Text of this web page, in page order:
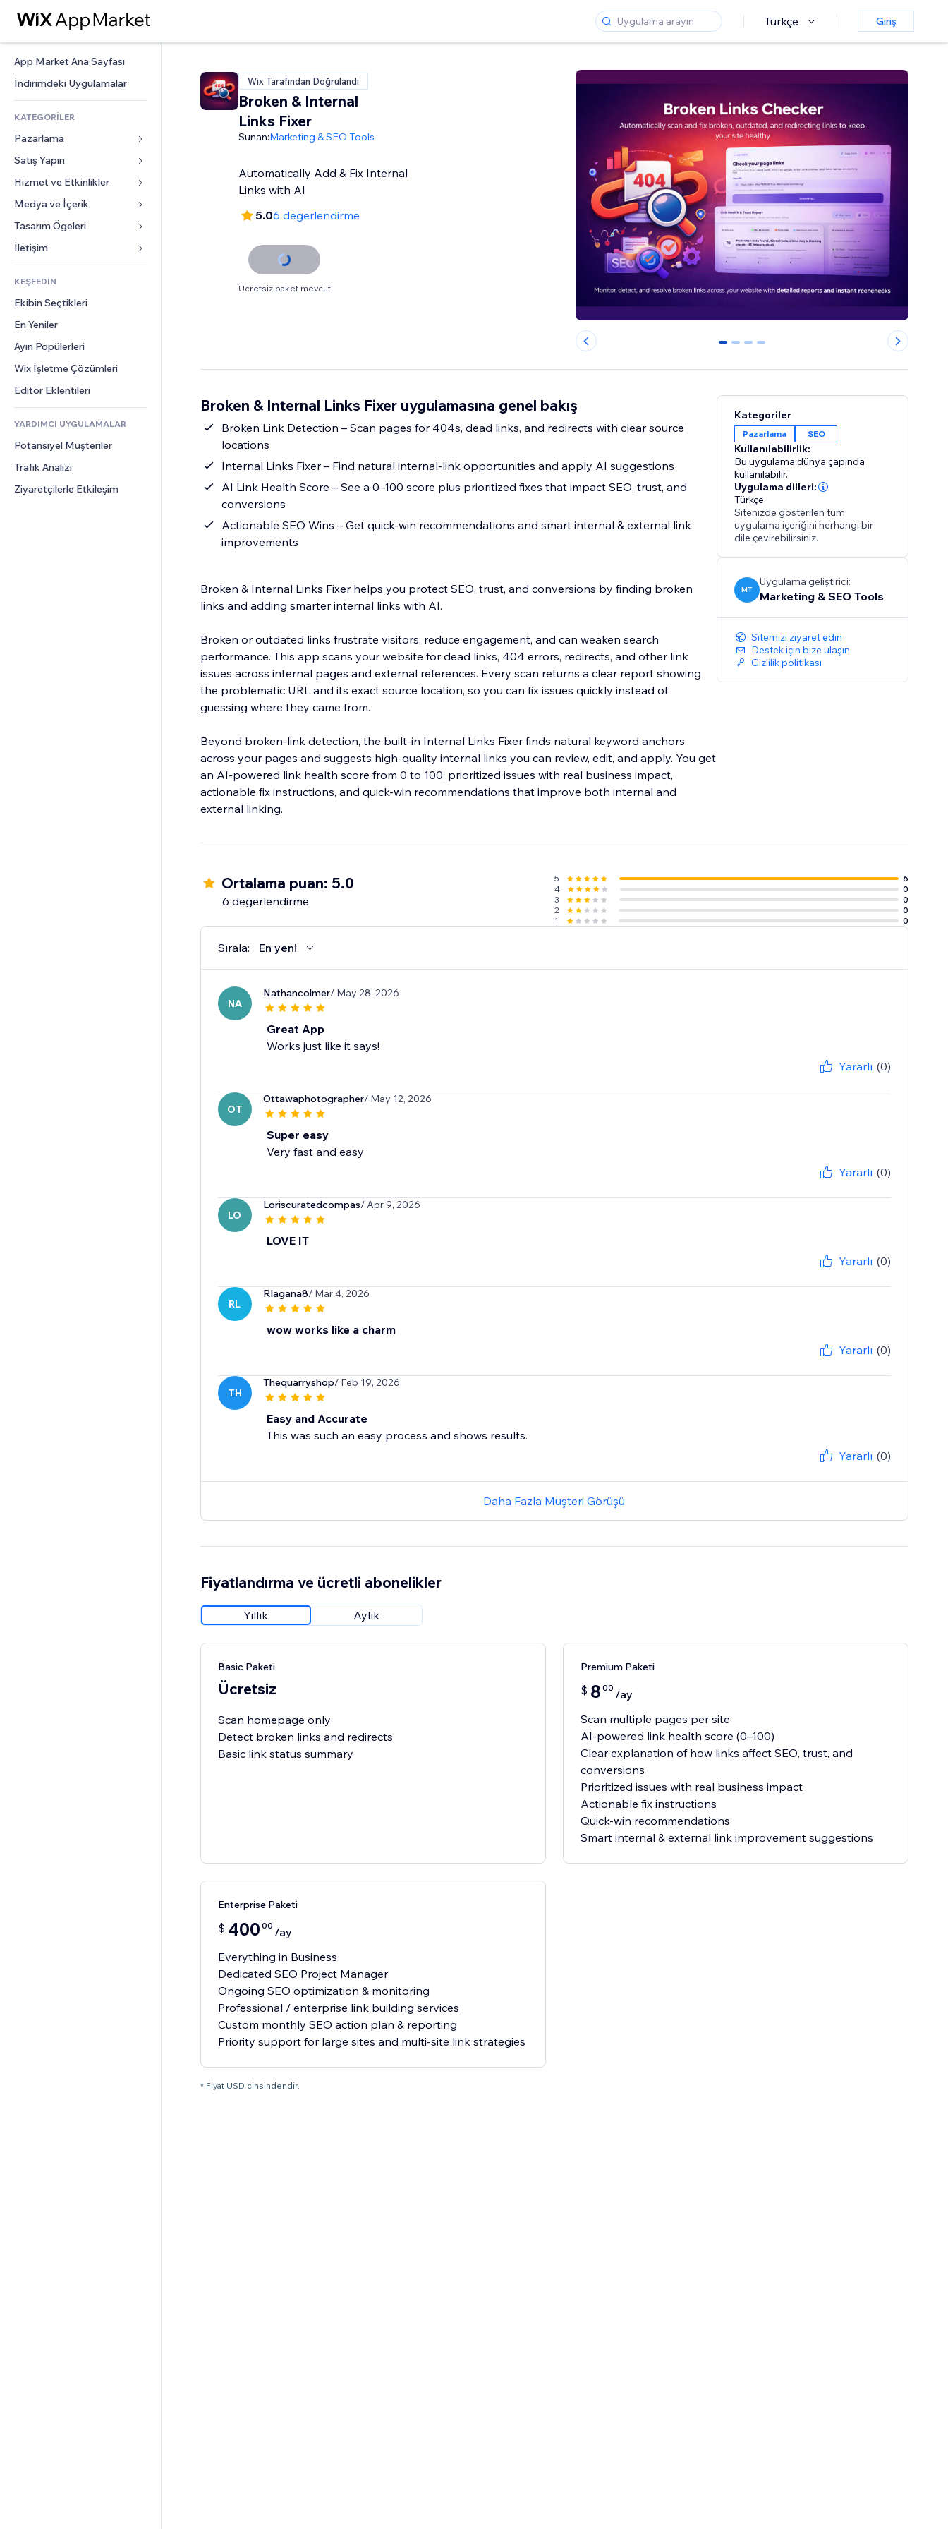
Türkçe Giriş
App Market Ana Sayfası
İndirimdeki Uygulamalar
KATEGORİLER
Pazarlama
Reklamlar
Mobil
Site Analizleri
Sosyal Ağ
Site Listeleri
E-posta
Satış Yapın
Mağazalar için uygulamalar
Gönderim ve Teslimat
Satış Düğmeleri
Muhasebe
Kuponlar ve Müşteri Sadakati
Depolama Çözümleri
Hizmet ve Etkinlikler
Oteller
Etkinlikler
Restoranlar
Emlak
Randevular
Medya ve İçerik
Galeri
Müzik
Podcast
Fotoğrafçılık
Video
PDF
Dosya Paylaşımı
Haberler
Tasarım Ögeleri
Haritalar ve Navigasyon
Gizlilik ve Güvenlik
Saat
Sayfa Şablonları
Görüntü Efektleri
Düğmeler ve Menüler
Afişler ve Rozetler
Hesap Makineleri
Arama
Hava Durumu
Grafik ve Tablolar
Formlar
Blog
Anketler
Sohbet
Yorumlar
Telefon
Topluluk
Değerlendirmeler ve Müşteri
KEŞFEDİN
Ekibin Seçtikleri
En Yeniler
Ayın Popülerleri
Wix İşletme Çözümleri
Editör Eklentileri
YARDIMCI UYGULAMALAR
Potansiyel Müşteriler
Trafik Analizi
Ziyaretçilerle Etkileşim
Wix Tarafından Doğrulandı
Broken & Internal
Links Fixer
Sunan:Marketing & SEO Tools
Automatically Add & Fix Internal
Links with AI
5.06 değerlendirme
Ücretsiz paket mevcut
0 1 2 3
Broken & Internal Links Fixer uygulamasına genel bakış
Broken Link Detection – Scan pages for 404s, dead links, and redirects with clear source
locations
Internal Links Fixer – Find natural internal-link opportunities and apply AI suggestions
AI Link Health Score – See a 0–100 score plus prioritized fixes that impact SEO, trust, and
conversions
Actionable SEO Wins – Get quick-win recommendations and smart internal & external link
improvements
Broken & Internal Links Fixer helps you protect SEO, trust, and conversions by finding broken
links and adding smarter internal links with AI.
Broken or outdated links frustrate visitors, reduce engagement, and can weaken search
performance. This app scans your website for dead links, 404 errors, redirects, and other link
issues across internal pages and external references. Every scan returns a clear report showing
the problematic URL and its exact source location, so you can fix issues quickly instead of
guessing where they came from.
Beyond broken-link detection, the built-in Internal Links Fixer finds natural keyword anchors
across your pages and suggests high-quality internal links you can review, edit, and apply. You get
an AI-powered link health score from 0 to 100, prioritized issues with real business impact,
actionable fix instructions, and quick-win recommendations that improve both internal and
external linking.
Kategoriler
Pazarlama SEO
Kullanılabilirlik:
Bu uygulama dünya çapında
kullanılabilir.
Uygulama dilleri:
Türkçe
Sitenizde gösterilen tüm
uygulama içeriğini herhangi bir
dile çevirebilirsiniz.
MT
Uygulama geliştirici:
Marketing & SEO Tools
Sitemizi ziyaret edin
Destek için bize ulaşın
Gizlilik politikası
Ortalama puan: 5.0
6 değerlendirme
5
6
4
0
3
0
2
0
1
0
Sırala: En yeni
NA
Nathancolmer/ May 28, 2026
Great App
Works just like it says!
Yararlı (0)
OT
Ottawaphotographer/ May 12, 2026
Super easy
Very fast and easy
Yararlı (0)
LO
Loriscuratedcompas/ Apr 9, 2026
LOVE IT
Yararlı (0)
RL
Rlagana8/ Mar 4, 2026
wow works like a charm
Yararlı (0)
TH
Thequarryshop/ Feb 19, 2026
Easy and Accurate
This was such an easy process and shows results.
Yararlı (0)
Daha Fazla Müşteri Görüşü
Fiyatlandırma ve ücretli abonelikler
Yıllık Aylık
Basic Paketi
Ücretsiz
Scan homepage only
Detect broken links and redirects
Basic link status summary
Premium Paketi
$ 8 00 /ay
Scan multiple pages per site
AI-powered link health score (0–100)
Clear explanation of how links affect SEO, trust, and
conversions
Prioritized issues with real business impact
Actionable fix instructions
Quick-win recommendations
Smart internal & external link improvement suggestions
Enterprise Paketi
$ 400 00 /ay
Everything in Business
Dedicated SEO Project Manager
Ongoing SEO optimization & monitoring
Professional / enterprise link building services
Custom monthly SEO action plan & reporting
Priority support for large sites and multi-site link strategies
* Fiyat USD cinsindendir.